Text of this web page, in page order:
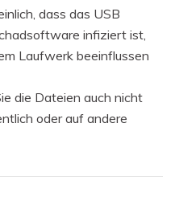
dass das USB
infiziert ist,
Laufwerk beeinflussen
die Dateien auch nicht
oder auf andere